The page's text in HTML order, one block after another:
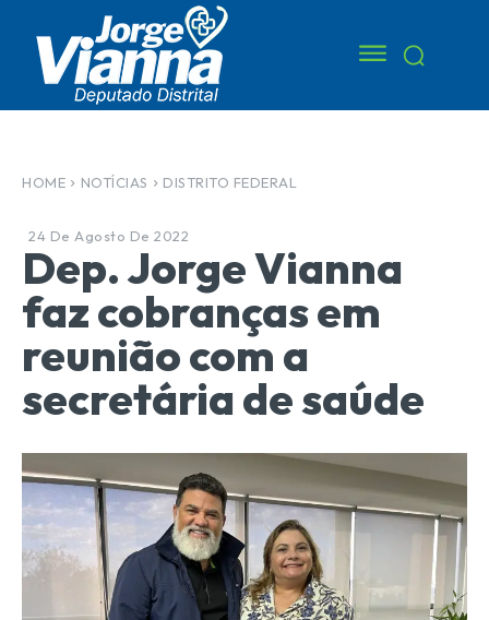
HOME NOTÍCIAS DISTRITO FEDERAL
24 De Agosto De 2022
Dep. Jorge Vianna
faz cobranças em
reunião com a
secretária de saúde